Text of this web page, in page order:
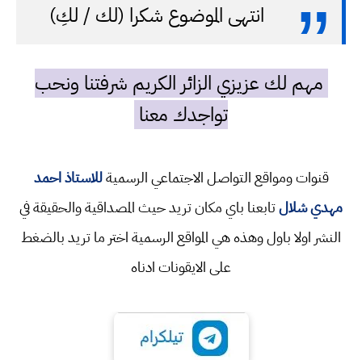
انتهى الموضوع شكرا (لك / لكِ)
مهم لك عزيزي الزائر الكريم شرفتنا ونحب
تواجدك معنا
قنوات ومواقع التواصل الاجتماعي الرسميةللاستاذ احمد
مهدي شلالتابعنا باي مكان تريد حيث المصداقية والحقيقة في
النشر اولا باول وهذه هي المواقع الرسمية اختر ما تريد بالضغط
على الايقونات ادناه